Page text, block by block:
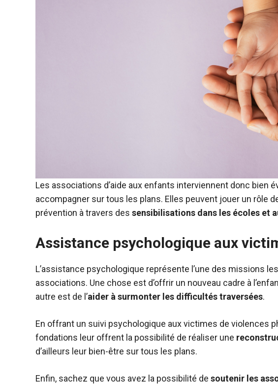
Les associations d’aide aux enfants interviennent donc bien
accompagner sur tous les plans. Elles peuvent jouer un rôle
prévention à travers des sensibilisations dans les écoles et
Assistance psychologique aux
L’assistance psychologique représente l’une des missions
associations. Une chose est d’offrir un nouveau cadre à
autre est de l’aider à surmonter les difficultés traversées.
En offrant un suivi psychologique aux victimes de violences
fondations leur offrent la possibilité de réaliser une
d’ailleurs leur bien-être sur tous les plans.
Enfin, sachez que vous avez la possibilité de soutenir les